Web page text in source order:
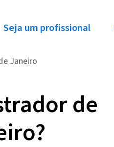
Seja um profissional
Janeiro
de